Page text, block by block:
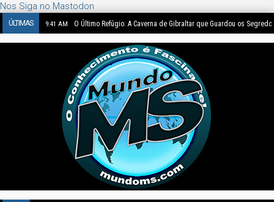
Nos Siga no Mastodon
ÚLTIMAS 9:41 AM O Último Refúgio: A Caverna de Gibraltar que Guardou os